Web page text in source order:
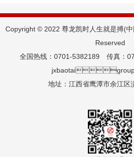
Copyright © 2022 尊龙凯时人生就是搏(中
Reserved
全国热线：0701-5382189 传真：
地址：江西省鹰潭市余江区